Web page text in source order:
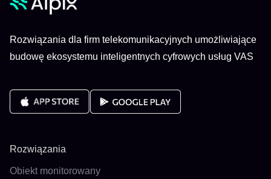
Rozwiązania dla firm telekomunikacyjnych umożliwiające
budowę ekosystemu inteligentnych cyfrowych usług VAS
Rozwiązania
Obiekt monitorowany